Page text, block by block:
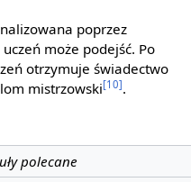
poprzez
może podejść. Po
otrzymuje świadectwo
mistrzowski[10].
polecane